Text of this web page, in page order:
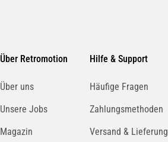
Über Retromotion
Über uns
Unsere Jobs
Magazin
Hilfe & Support
Häufige Fragen
Zahlungsmethoden
Versand & Lieferung